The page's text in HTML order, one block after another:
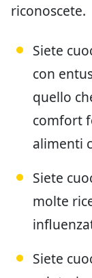
riconoscete.
Siete
con
quello
comfort
alimenti
Siete
molte
Siete